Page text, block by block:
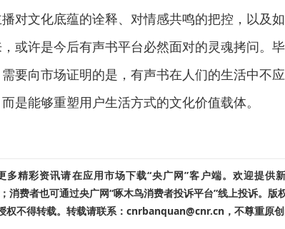
对文化底蕴的诠释、对情感共鸣的把控，以及
或许是今后有声书平台必然面对的灵魂拷问。
要向市场证明的是，有声书在人们的生活中不
是能够重塑用户生活方式的文化价值载体。
多精彩资讯请在应用市场下载“央广网”客户端。欢迎提供
消费者也可通过央广网“啄木鸟消费者投诉平台”线上投诉。版
权不得转载。转载请联系：cnrbanquan@cnr.cn，不尊重原创